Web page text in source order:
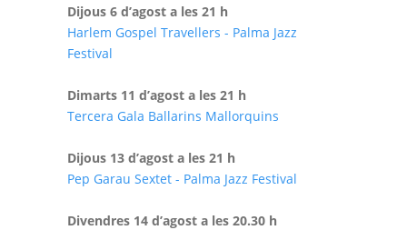
Dijous 6 d’agost a les 21 h
Harlem Gospel Travellers - Palma Jazz
Festival
Dimarts 11 d’agost a les 21 h
Tercera Gala Ballarins Mallorquins
Dijous 13 d’agost a les 21 h
Pep Garau Sextet - Palma Jazz Festival
Divendres 14 d’agost a les 20.30 h